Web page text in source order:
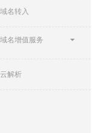
域名转入
域名增值服务
云解析